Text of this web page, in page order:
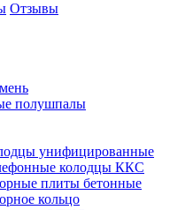
Отзывы
полушпалы
унифицированные
колодцы ККС
плиты бетонные
кольцо